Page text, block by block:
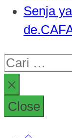
Senja
Cari
untuk:
Close